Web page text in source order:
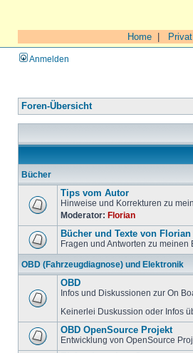
Home Privat
Anmelden
Foren-Übersicht
Bücher
Tips vom Autor
Hinweise und Korrekturen zu
Moderator: Florian
Bücher und Texte von
Fragen und Antworten zu meinen
OBD (Fahrzeugdiagnose) und Elektronik
OBD
Infos und Diskussionen zur On
Keinerlei Duskussion oder Infos
OBD OpenSource Projekt
Entwicklung von OpenSource